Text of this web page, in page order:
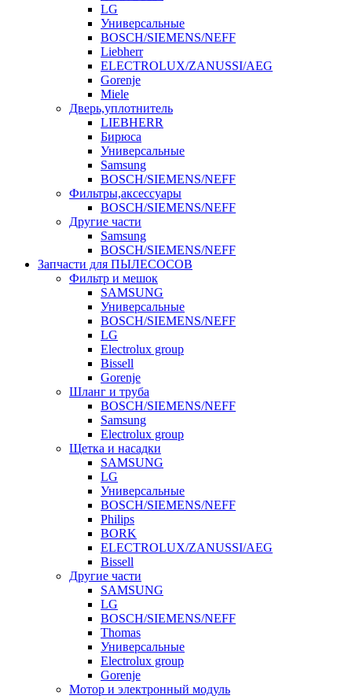
LG
Универсальные
BOSCH/SIEMENS/NEFF
Liebherr
ELECTROLUX/ZANUSSI/AEG
Gorenje
Miele
Дверь,уплотнитель
LIEBHERR
Бирюса
Универсальные
Samsung
BOSCH/SIEMENS/NEFF
Фильтры,аксессуары
BOSCH/SIEMENS/NEFF
Другие части
Samsung
BOSCH/SIEMENS/NEFF
Запчасти для ПЫЛЕСОСОВ
Фильтр и мешок
SAMSUNG
Универсальные
BOSCH/SIEMENS/NEFF
LG
Electrolux group
Bissell
Gorenje
Шланг и труба
BOSCH/SIEMENS/NEFF
Samsung
Electrolux group
Щетка и насадки
SAMSUNG
LG
Универсальные
BOSCH/SIEMENS/NEFF
Philips
BORK
ELECTROLUX/ZANUSSI/AEG
Bissell
Другие части
SAMSUNG
LG
BOSCH/SIEMENS/NEFF
Thomas
Универсальные
Electrolux group
Gorenje
Мотор и электронный модуль